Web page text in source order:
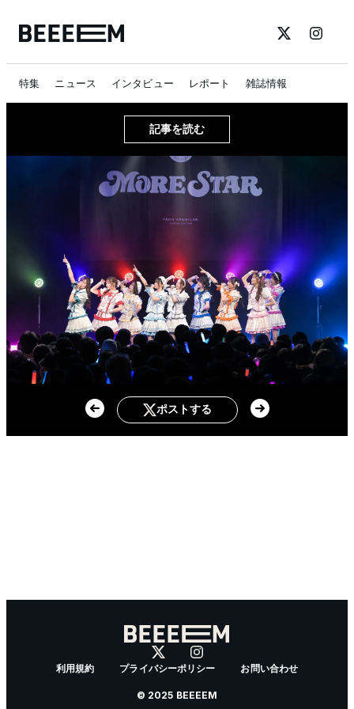
特集 ニュース インタビュー レポート 雑誌情報
記事を読む
ポストする
利用規約 プライバシーポリシー お問い合わせ
© 2025 BEEEEM